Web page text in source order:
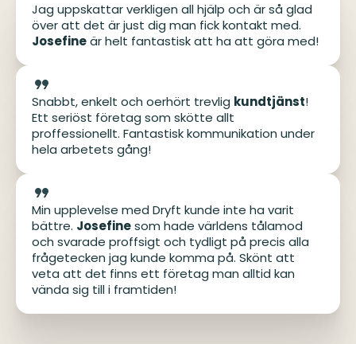
Jag uppskattar verkligen all hjälp och är så glad
över att det är just dig man fick kontakt med.
Josefineär helt fantastisk att ha att göra med!
Snabbt, enkelt och oerhört trevlig kundtjänst!
Ett seriöst företag som skötte allt
proffessionellt. Fantastisk kommunikation under
hela arbetets gång!
Min upplevelse med Dryft kunde inte ha varit
bättre. Josefinesom hade världens tålamod
och svarade proffsigt och tydligt på precis alla
frågetecken jag kunde komma på. Skönt att
veta att det finns ett företag man alltid kan
vända sig till i framtiden!